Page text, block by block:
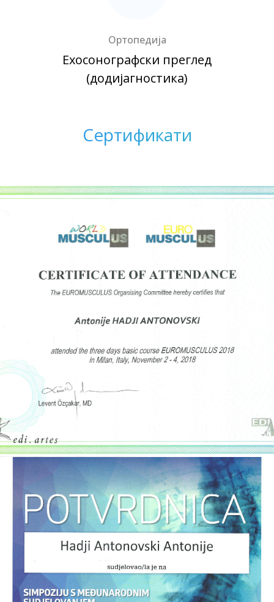
Ортопедија
Ехосонографски преглед
(додијагностика)
Сертификати